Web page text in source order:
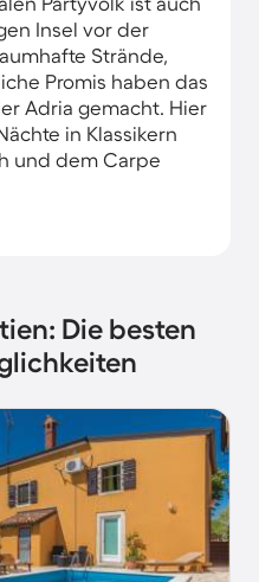
Insel vor der
Strände,
Promis haben das
Adria gemacht. Hier
in Klassikern
und dem Carpe
Die besten